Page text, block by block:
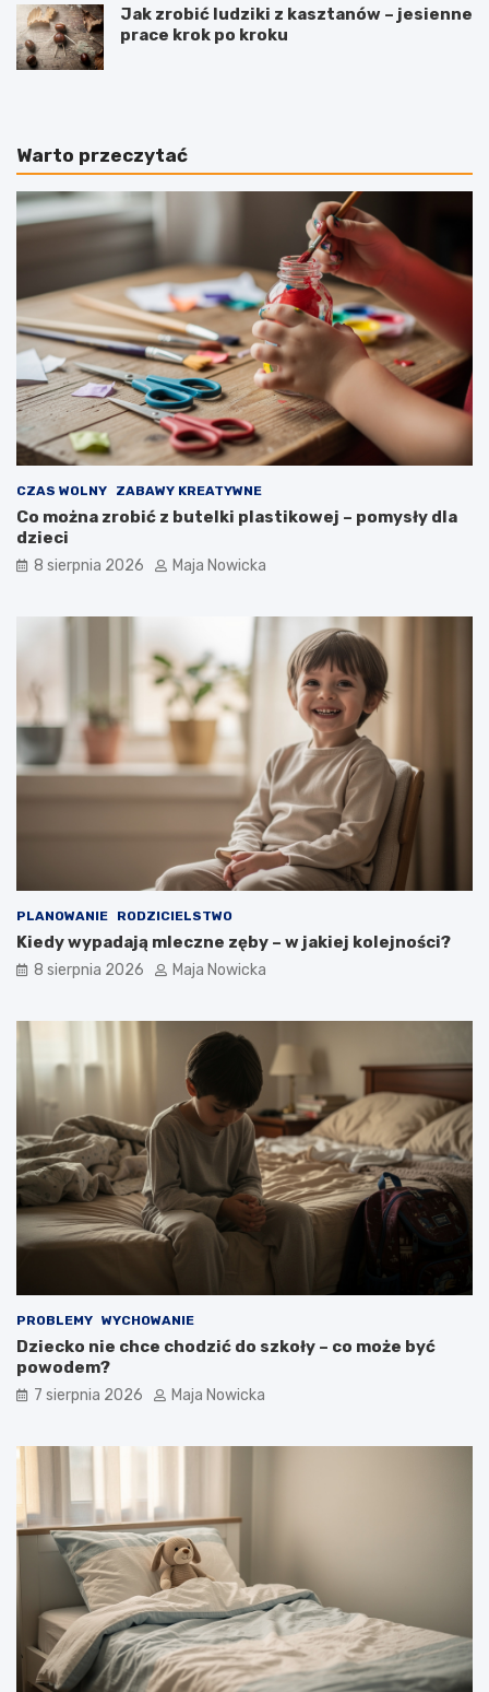
Jak zrobić ludziki z kasztanów – jesienne
prace krok po kroku
Warto przeczytać
CZAS WOLNY ZABAWY KREATYWNE
Co można zrobić z butelki plastikowej – pomysły dla
dzieci
8 sierpnia 2026 Maja Nowicka
PLANOWANIE RODZICIELSTWO
Kiedy wypadają mleczne zęby – w jakiej kolejności?
8 sierpnia 2026 Maja Nowicka
PROBLEMY WYCHOWANIE
Dziecko nie chce chodzić do szkoły – co może być
powodem?
7 sierpnia 2026 Maja Nowicka